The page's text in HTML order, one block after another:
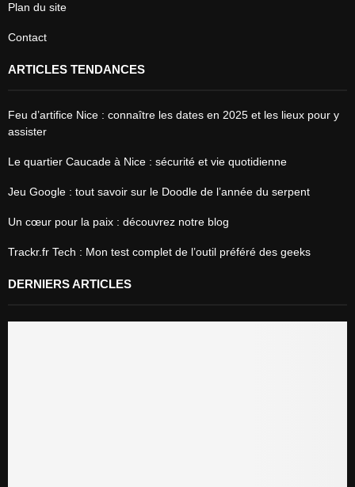
Plan du site
Contact
ARTICLES TENDANCES
Feu d’artifice Nice : connaître les dates en 2025 et les lieux pour y
assister
Le quartier Caucade à Nice : sécurité et vie quotidienne
Jeu Google : tout savoir sur le Doodle de l’année du serpent
Un cœur pour la paix : découvrez notre blog
Trackr.fr Tech : Mon test complet de l’outil préféré des geeks
DERNIERS ARTICLES